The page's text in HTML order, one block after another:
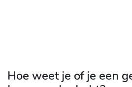
Hoe weet je of je een